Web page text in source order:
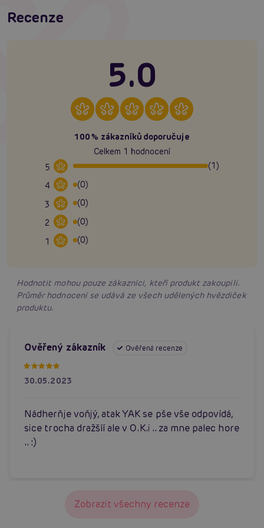
Recenze
5.0
100% zákazníků doporučuje
Celkem 1 hodnocení
5
(1)
4
(0)
3
(0)
2
(0)
1
(0)
Hodnotit mohou pouze zákazníci, kteří produkt zakoupili.
Průměr hodnocení se udává ze všech udělených hvězdiček
produktu.
Ověřený zákazník Ověřená recenze
30.05.2023
Nádherňje voňjý, atak YAK se pše vše odpovídá,
sice trocha dražšíí ale v O.K.i .. za mne palec hore
.. :)
Zobrazit všechny recenze